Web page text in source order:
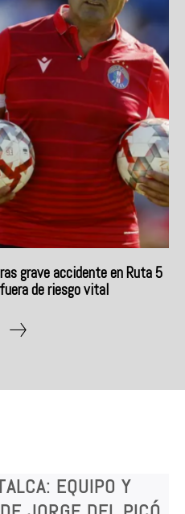
grave accidente en Ruta 5
de riesgo vital